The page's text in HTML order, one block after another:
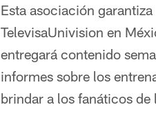
Esta asociación
TelevisaUnivision en
entregará contenido
informes sobre los
brindar a los fanáticos